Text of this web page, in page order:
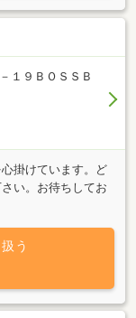
１９ＢＯＳＳＢ
掛けています。ど
い。お待ちしてお
う